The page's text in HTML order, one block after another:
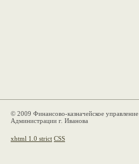
© 2009 Финансово-казначейское управление
Администрации г. Иванова
xhtml 1.0 strict CSS